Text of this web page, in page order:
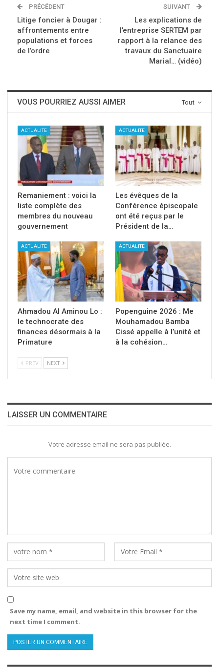
PRÉCÉDENT
Litige foncier à Dougar :
affrontements entre
populations et forces
de l’ordre
SUIVANT
Les explications de
l’entreprise SERTEM par
rapport à la relance des
travaux du Sanctuaire
Marial… (vidéo)
Tout
VOUS POURRIEZ AUSSI AIMER
ACTUALITE
Remaniement : voici la
liste complète des
membres du nouveau
gouvernement
ACTUALITE
Les évêques de la
Conférence épiscopale
ont été reçus par le
Président de la…
ACTUALITE
Ahmadou Al Aminou Lo :
le technocrate des
finances désormais à la
Primature
ACTUALITE
Popenguine 2026 : Me
Mouhamadou Bamba
Cissé appelle à l’unité et
à la cohésion…
PREV NEXT
LAISSER UN COMMENTAIRE
Votre adresse email ne sera pas publiée.
Save my name, email, and website in this browser for the
next time I comment.